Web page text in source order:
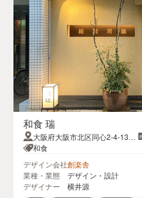
和食 瑞
大阪府大阪市北区同心2-4-13ヴ
ェール同心 1F
和食
デザイン会社創楽舎
業種・業態
デザイン・設計
デザイナー
横井源